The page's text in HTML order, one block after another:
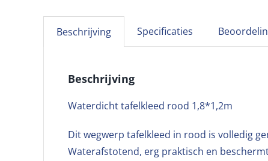
Beschrijving Specificaties
Beschrijving
Waterdicht tafelkleed rood 1,8*1,2m
Dit wegwerp tafelkleed in rood is volledig
Waterafstotend, erg praktisch en